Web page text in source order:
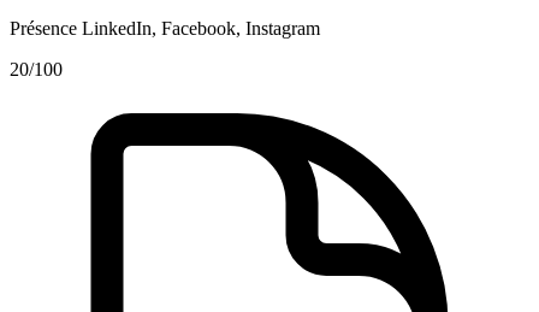
Présence LinkedIn, Facebook, Instagram
20/100